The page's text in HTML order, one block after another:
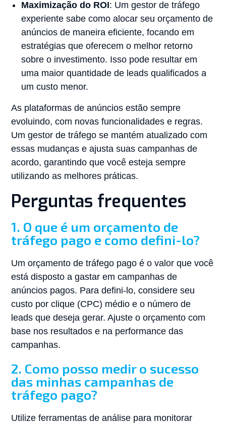
Maximização do ROI: Um gestor de tráfego
experiente sabe como alocar seu orçamento de
anúncios de maneira eficiente, focando em
estratégias que oferecem o melhor retorno
sobre o investimento. Isso pode resultar em
uma maior quantidade de leads qualificados a
um custo menor.
As plataformas de anúncios estão sempre
evoluindo, com novas funcionalidades e regras.
Um gestor de tráfego se mantém atualizado com
essas mudanças e ajusta suas campanhas de
acordo, garantindo que você esteja sempre
utilizando as melhores práticas.
Perguntas frequentes
1. O que é um orçamento de
tráfego pago e como defini-lo?
Um orçamento de tráfego pago é o valor que você
está disposto a gastar em campanhas de
anúncios pagos. Para defini-lo, considere seu
custo por clique (CPC) médio e o número de
leads que deseja gerar. Ajuste o orçamento com
base nos resultados e na performance das
campanhas.
2. Como posso medir o sucesso
das minhas campanhas de
tráfego pago?
Utilize ferramentas de análise para monitorar